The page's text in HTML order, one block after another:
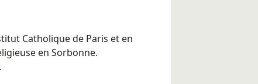
Catholique de Paris et en
en Sorbonne.